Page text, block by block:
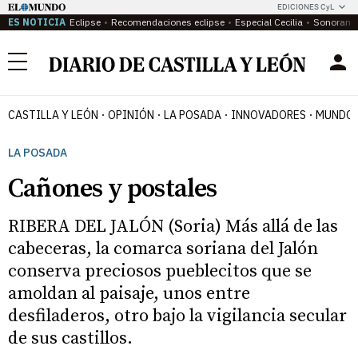
EDICIONES CyL
ES NOTICIA Eclipse Recomendaciones eclipse Especial Cecilia
Menú
CASTILLA Y LEÓN OPINIÓN LA POSADA INNOVADORES MUNDO
LA POSADA
Cañones y postales
RIBERA DEL JALÓN (Soria) Más allá de las
cabeceras, la comarca soriana del Jalón
conserva preciosos pueblecitos que se
amoldan al paisaje, unos entre
desfiladeros, otro bajo la vigilancia secular
de sus castillos.